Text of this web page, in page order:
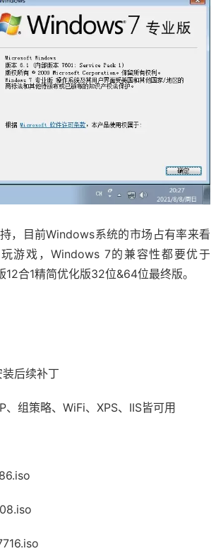
，目前Windows系统的市场占有率来看
游戏，Windows 7的兼容性都要优于
合1精简优化版32位&64位最终版。
后续补丁
组策略、WiFi、XPS、IIS皆可用